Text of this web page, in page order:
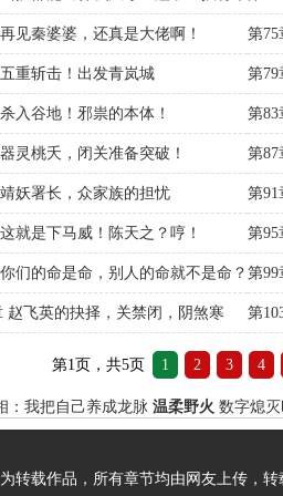
人！
见秦婆婆，还真是大佬啊！ 第75
重斩击！出发青岚城 第79
入谷地！邪祟的本体！ 第
【血
灵桃夭，闭关准备突破！ 第87
妖署长，众家族的担忧 第
了！
就是下马威！陈天之？哼！ 第
行！
们的命是命，别人的命就不是命？ 第99
赵飞英的抉择，关禁闭，阴煞寒 第
第1页，共5页 1 2 3 4
：我把自己养成龙脉 温柔野火 数字熄
转载作品，所有章节均由网友上传，